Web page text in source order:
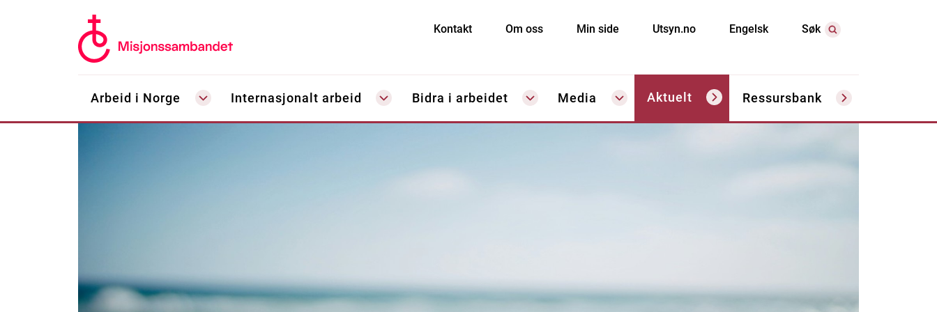
Kontakt Om oss Min side Utsyn.no Engelsk Søk
Arbeid i Norge Internasjonalt arbeid Bidra i arbeidet Media Aktuelt Ressursbank